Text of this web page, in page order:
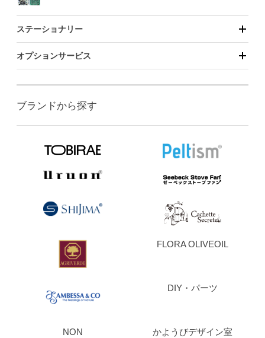
ステーショナリー
オプションサービス
ブランドから探す
FLORA OLIVEOIL
DIY・パーツ
NON かようびデザイン室